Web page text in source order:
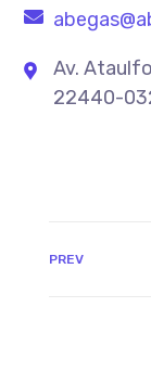
Av.
22440-
PREV